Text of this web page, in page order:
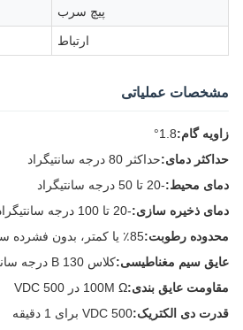
پیچ سرب
ارتباط
مشخصات عملیاتی
زاويه گام:1.8°
حداکثر دمای:حداکثر 80 درجه سانتیگراد
دمای محیط:-20 تا 50 درجه سانتیگراد
دمای ذخیره سازی:-20 تا 100 درجه سانتیگراد
محدوده رطوبت:85٪ یا کمتر، بدون فشرده سازی
عایق سیم مغناطیسی:کلاس B 130 درجه سانتیگراد
مقاومت عایق بندی:100M Ω در 500 VDC
قدرت دی الکتریک:500 VDC برای 1 دقیقه